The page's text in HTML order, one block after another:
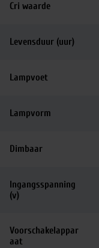
Cri waarde
Levensduur (uur)
Lampvoet
Lampvorm
Dimbaar
Ingangsspanning
(v)
Voorschakelappar
aat